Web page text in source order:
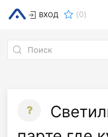
ВХОД (0)